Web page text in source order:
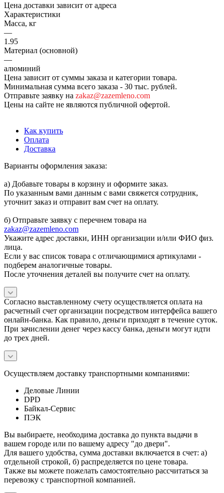
Цена доставки зависит от адреса
Характеристики
Масса, кг
—
1.95
Материал (основной)
—
алюминий
Цена зависит от суммы заказа и категории товара.
Минимальная сумма всего заказа - 30 тыс. рублей.
Отправьте заявку на zakaz@zazemleno.com
Цены на сайте не являются публичной офертой.
Как купить
Оплата
Доставка
Варианты оформления заказа:
а) Добавьте товары в корзину и оформите заказ.
По указанным вами данным с вами свяжется сотрудник,
уточнит заказ и отправит вам счет на оплату.
б) Отправьте заявку с перечнем товара на
zakaz@zazemleno.com
Укажите адрес доставки, ИНН организации и/или ФИО физ.
лица.
Если у вас список товара с отличающимися артикулами -
подберем аналогичные товары.
После уточнения деталей вы получите счет на оплату.
Согласно выставленному счету осуществляется оплата на
расчетный счет организации посредством интерфейса вашего
онлайн-банка. Как правило, деньги приходят в течение суток.
При зачислении денег через кассу банка, деньги могут идти
до трех дней.
Осуществляем доставку транспортными компаниями:
Деловые Линии
DPD
Байкал-Сервис
ПЭК
Вы выбираете, необходима доставка до пункта выдачи в
вашем городе или по вашему адресу "до двери".
Для вашего удобства, сумма доставки включается в счет: а)
отдельной строкой, б) распределяется по цене товара.
Также вы можете пожелать самостоятельно рассчитаться за
перевозку с транспортной компанией.